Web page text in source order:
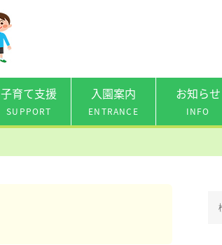
子育て支援
SUPPORT
入園案内
ENTRANCE
お知らせ
INFO
索: